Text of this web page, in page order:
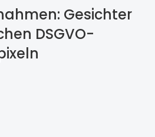
Gesichter
DSGVO-